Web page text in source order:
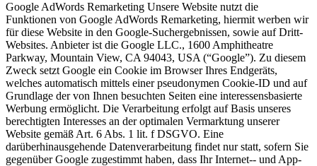
Google AdWords Remarketing Unsere Website nutzt die
Funktionen von Google AdWords Remarketing, hiermit werben wir
für diese Website in den Google-Suchergebnissen, sowie auf Dritt-
Websites. Anbieter ist die Google LLC., 1600 Amphitheatre
Parkway, Mountain View, CA 94043, USA (“Google”). Zu diesem
Zweck setzt Google ein Cookie im Browser Ihres Endgeräts,
welches automatisch mittels einer pseudonymen Cookie-ID und auf
Grundlage der von Ihnen besuchten Seiten eine interessensbasierte
Werbung ermöglicht. Die Verarbeitung erfolgt auf Basis unseres
berechtigten Interesses an der optimalen Vermarktung unserer
Website gemäß Art. 6 Abs. 1 lit. f DSGVO. Eine
darüberhinausgehende Datenverarbeitung findet nur statt, sofern Sie
gegenüber Google zugestimmt haben, dass Ihr Internet-- und App-